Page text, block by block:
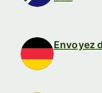
Envoyez